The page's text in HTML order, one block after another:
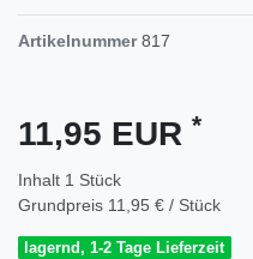
Artikelnummer 817
11,95 EUR *
Inhalt 1 Stück
Grundpreis 11,95 € / Stück
lagernd, 1-2 Tage Lieferzeit